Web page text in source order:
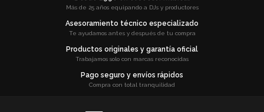
Más de 25 años equipando a DJs y productores
Asesoramiento técnico especializado
Te ayudamos antes y después de tu compra
Productos originales y garantía oficial
Trabajamos solo con marcas reconocidas
Pago seguro y envíos rápidos
Compra con total tranquilidad